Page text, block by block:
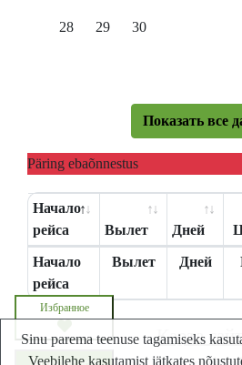
28 29 30
Показать все
Päring ebaõnnestus
Начало
рейса
Вылет Дней
Начало
рейса
Вылет Дней
Запросите цену
Избранное
Карта
Sinu parema teenuse tagamiseks
Veebilehe kasutamist jätkates